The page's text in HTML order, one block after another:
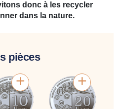
donc à les recycler
dans la nature.
pièces
+ +